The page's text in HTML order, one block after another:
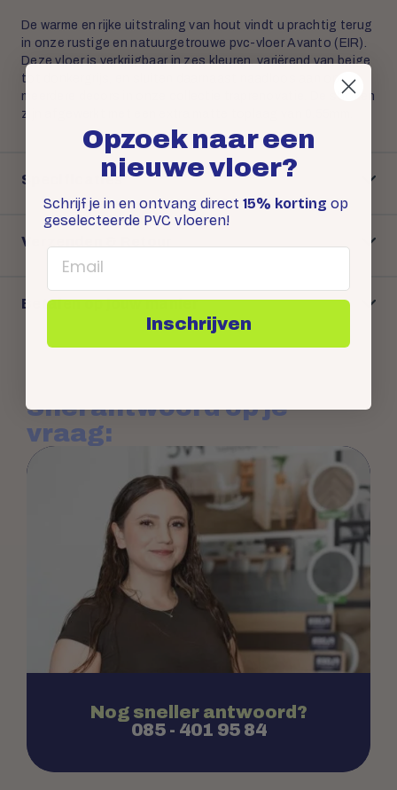
De warme en rijke uitstraling van hout vindt u prachtig terug
in onze rustige en natuurgetrouwe pvc-vloer Avanto (EIR).
Deze vloer is verkrijgbaar in zes kleuren, variërend van beige
tot donkergrijs, en sluiten daarnaast naadloos aan op
meerdere decors in onze collectie traprenovatie. De stroken
zijn afgewerkt met een extra matte toplaag van 0.55mm.
Specificaties
Verzenden & Retour
Betalen op jouw manier
Snel antwoord op je
vraag:
Nog sneller antwoord?
085 - 401 95 84
Opzoek naar een
nieuwe vloer?
Schrijf je in en ontvang direct 15% korting op
geselecteerde PVC vloeren!
Email
Inschrijven